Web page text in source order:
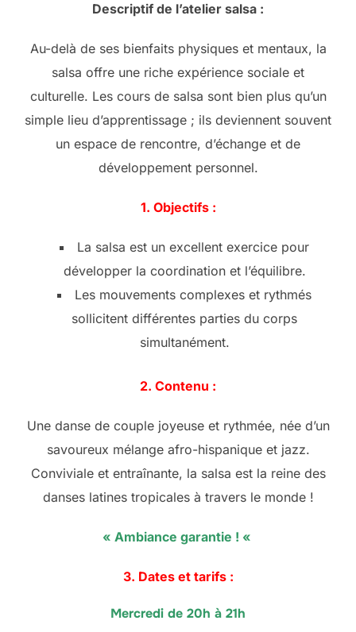
Descriptif de l’atelier salsa :
Au-delà de ses bienfaits physiques et mentaux, la
salsa offre une riche expérience sociale et
culturelle. Les cours de salsa sont bien plus qu’un
simple lieu d’apprentissage ; ils deviennent souvent
un espace de rencontre, d’échange et de
développement personnel.
1. Objectifs :
La salsa est un excellent exercice pour
développer la coordination et l’équilibre.
Les mouvements complexes et rythmés
sollicitent différentes parties du corps
simultanément.
2. Contenu :
Une danse de couple joyeuse et rythmée, née d’un
savoureux mélange afro-hispanique et jazz.
Conviviale et entraînante, la salsa est la reine des
danses latines tropicales à travers le monde !
« Ambiance garantie ! «
3. Dates et tarifs :
Mercredi de 20h à 21h